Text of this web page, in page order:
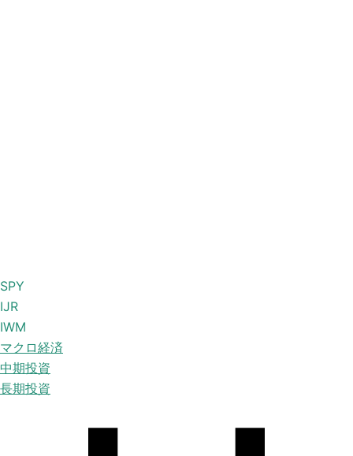
SPY
IJR
IWM
マクロ経済
中期投資
長期投資